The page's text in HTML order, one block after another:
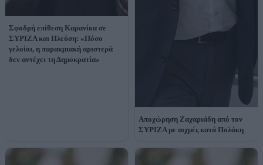
Σφοδρή επίθεση Καρανίκα σε
ΣΥΡΙΖΑ και Πλεύση: «Πόσο
γελοίοι, η παρακμιακή αριστερά
δεν αντέχει τη Δημοκρατία»
Αποχώρηση Ζαχαριάδη από τον
ΣΥΡΙΖΑ με αιχμές κατά Πολάκη